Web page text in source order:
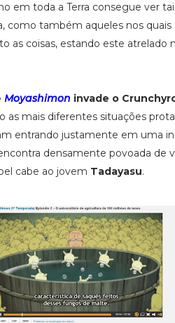
em toda a Terra consegue ver
como também aqueles nos quais
as coisas, estando este atrelado
Moyashimon invade o
as mais diferentes situações
entrando justamente em uma
densamente povoada de
cabe ao jovem Tadayasu.